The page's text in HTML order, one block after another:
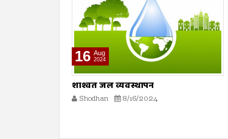
16 Aug
2024
मधमाशी
Shodhan 8/16/2024